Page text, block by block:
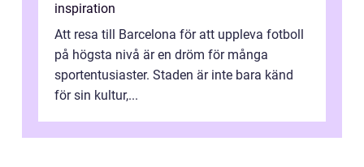
inspiration
Att resa till Barcelona för att uppleva fotboll
på högsta nivå är en dröm för många
sportentusiaster. Staden är inte bara känd
för sin kultur,...